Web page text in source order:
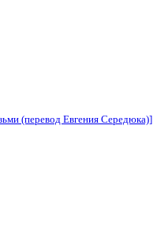
(перевод Евгения Середюка)]